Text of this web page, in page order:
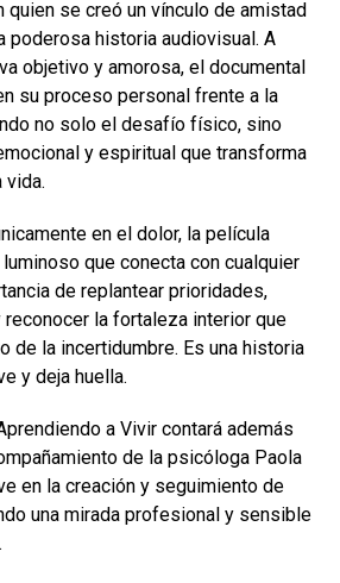
quien se creó un vínculo de amistad
poderosa historia audiovisual. A
objetivo y amorosa, el documental
su proceso personal frente a la
no solo el desafío físico, sino
y espiritual que transforma
vida.
en el dolor, la película
que conecta con cualquier
de replantear prioridades,
la fortaleza interior que
de la incertidumbre. Es una historia
y deja huella.
a Vivir contará además
de la psicóloga Paola
en la creación y seguimiento de
una mirada profesional y sensible